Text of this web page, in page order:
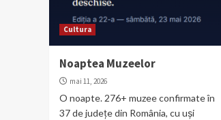
Cultura
Noaptea Muzeelor
mai 11, 2026
O noapte. 276+ muzee confirmate în
37 de județe din România, cu uși